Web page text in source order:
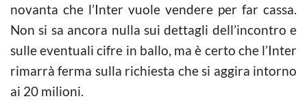
novanta che l’Inter vuole vendere per far cassa.
Non si sa ancora nulla sui dettagli dell’incontro e
sulle eventuali cifre in ballo, ma è certo che l’Inter
rimarrà ferma sulla richiesta che si aggira intorno
ai 20 milioni.